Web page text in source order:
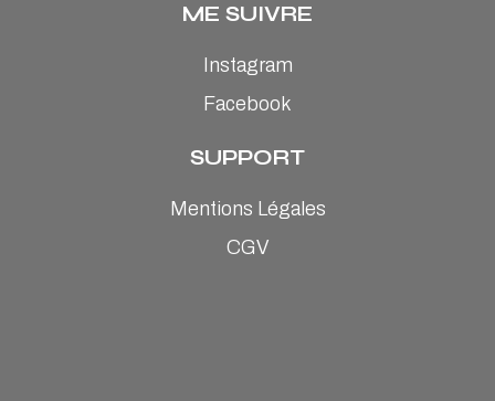
ME SUIVRE
Instagram
Facebook
SUPPORT
Mentions Légales
CGV